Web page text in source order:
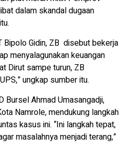
dalam skandal dugaan
Bipolo Gidin, ZB disebut bekerja
menyalagunakan keuangan
Dirut sampe turun, ZB
ungkap sumber itu.
Bursel Ahmad Umasangadji,
Namrole, mendukung langkah
kasus ini. “Ini langkah tepat,
masalahnya menjadi terang,”